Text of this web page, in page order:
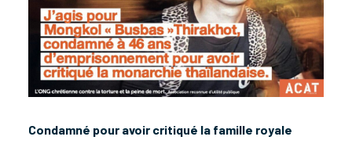
Condamné pour avoir critiqué la famille royale